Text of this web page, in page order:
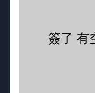
簽了 有